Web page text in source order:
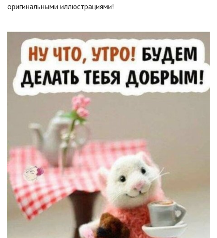
оригинальными иллюстрациями!